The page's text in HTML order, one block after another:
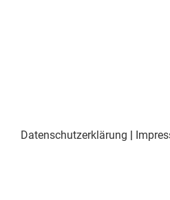
Datenschutzerklärung |